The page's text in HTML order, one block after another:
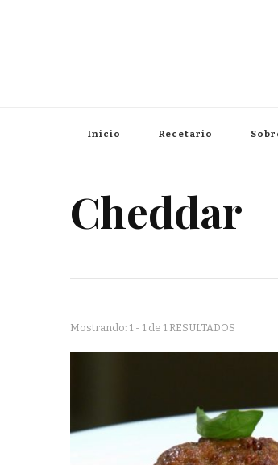
Inicio Recetario
Cheddar
Mostrando: 1 - 1 de 1 RESULTADOS